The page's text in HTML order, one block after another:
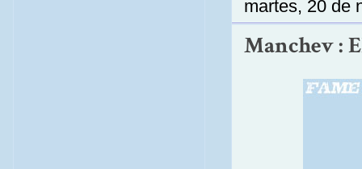
martes, 20 de
Manchev :